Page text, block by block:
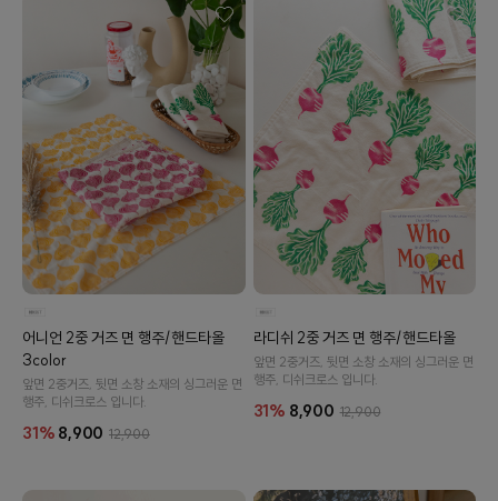
어니언 2중 거즈 면 행주/핸드타올
3color
앞면 2중거즈, 뒷면 소창 소재의 싱그러운 면
행주, 디쉬크로스 입니다.
31% 8,900 12,900
라디쉬 2중 거즈 면 행주/핸드타올
앞면 2중거즈, 뒷면 소창 소재의 싱그러운 면
행주, 디쉬크로스 입니다.
31% 8,900 12,900